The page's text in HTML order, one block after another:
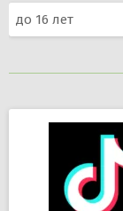
до 16 лет